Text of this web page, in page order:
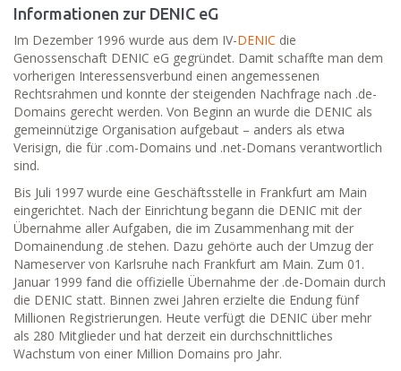
Informationen zur DENIC eG
Im Dezember 1996 wurde aus dem IV-DENIC die
Genossenschaft DENIC eG gegründet. Damit schaffte man dem
vorherigen Interessensverbund einen angemessenen
Rechtsrahmen und konnte der steigenden Nachfrage nach .de-
Domains gerecht werden. Von Beginn an wurde die DENIC als
gemeinnützige Organisation aufgebaut – anders als etwa
Verisign, die für .com-Domains und .net-Domans verantwortlich
sind.
Bis Juli 1997 wurde eine Geschäftsstelle in Frankfurt am Main
eingerichtet. Nach der Einrichtung begann die DENIC mit der
Übernahme aller Aufgaben, die im Zusammenhang mit der
Domainendung .de stehen. Dazu gehörte auch der Umzug der
Nameserver von Karlsruhe nach Frankfurt am Main. Zum 01.
Januar 1999 fand die offizielle Übernahme der .de-Domain durch
die DENIC statt. Binnen zwei Jahren erzielte die Endung fünf
Millionen Registrierungen. Heute verfügt die DENIC über mehr
als 280 Mitglieder und hat derzeit ein durchschnittliches
Wachstum von einer Million Domains pro Jahr.